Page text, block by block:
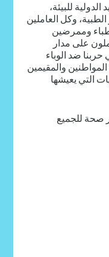
للبيئة،
وكل العاملين
وممرضين
على مدار
ضد الوباء
والمقيمين
التي يعيشها